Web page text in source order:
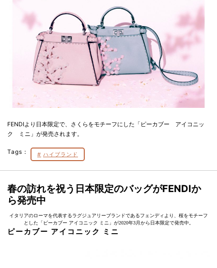
FENDIより日本限定で、さくらをモチーフにした「ピーカブー アイコニッ
ク ミニ」が発売されます。
Tags： ハイブランド
春の訪れを祝う日本限定のバッグがFENDIか
ら発売中
イタリアのローマを代表するラグジュアリーブランドであるフェンディより、桜をモチーフ
とした「ピーカブー アイコニック ミニ」が2020年3月から日本限定で発売中。
ピーカブー アイコニック ミニ